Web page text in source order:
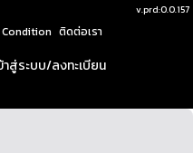
v.prd:0.0.157
Condition ติดต่อเรา
าสู่ระบบ/ลงทะเบียน